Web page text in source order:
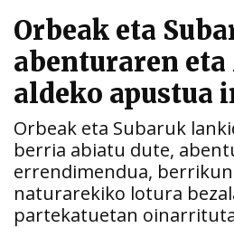
Orbeak eta
abenturaren
aldeko apustua
Orbeak eta Subaruk
berria abiatu dute,
errendimendua,
naturarekiko lotura
partekatuetan